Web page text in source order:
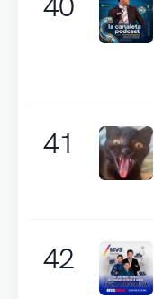
41
42